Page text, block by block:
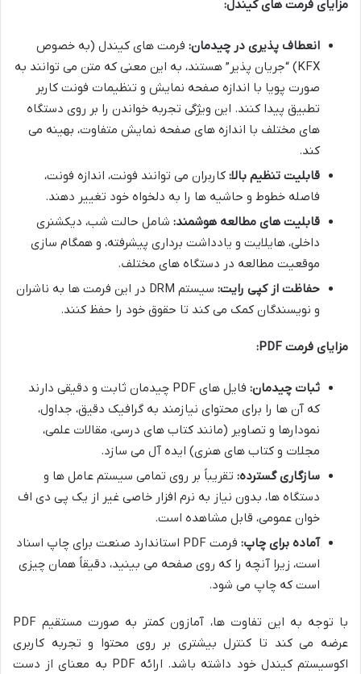
مزایای فرمت های کیندل:
انعطاف پذیری در چیدمان: فرمت های کیندل (به خصوص
KFX) “جریان پذیر” هستند، به این معنی که متن می توانند به
صورت پویا با اندازه صفحه نمایش و تنظیمات فونت کاربر
تطبیق پیدا کنند. این ویژگی تجربه خواندن را بر روی دستگاه
های مختلف با اندازه های صفحه نمایش متفاوت، بهینه می
کند.
قابلیت تنظیم بالا: کاربران می توانند فونت، اندازه فونت،
فاصله خطوط و حاشیه ها را به دلخواه خود تغییر دهند.
قابلیت های مطالعه هوشمند: شامل حالت شب، دیکشنری
داخلی، هایلایت و یادداشت برداری پیشرفته، و همگام سازی
موقعیت مطالعه در دستگاه های مختلف.
حفاظت از کپی رایت:
سیستم DRM در این فرمت ها به ناشران
و نویسندگان کمک می کند تا حقوق خود را حفظ کنند.
مزایای فرمت PDF:
ثبات چیدمان:
فایل های PDF چیدمان ثابت و دقیقی دارند
که آن ها را برای محتوای نیازمند به گرافیک دقیق، جداول،
نمودارها و تصاویر (مانند کتاب های درسی، مقالات علمی،
مجلات و کتاب های هنری) ایده آل می سازد.
سازگاری گسترده: تقریباً بر روی تمامی سیستم عامل ها و
دستگاه ها، بدون نیاز به نرم افزار خاصی غیر از یک پی دی اف
خوان عمومی، قابل مشاهده است.
آماده برای چاپ:
فرمت PDF استاندارد صنعت برای چاپ اسناد
است، زیرا آنچه را که روی صفحه می بینید، دقیقاً همان چیزی
است که چاپ می شود.
با توجه به این تفاوت ها، آمازون کمتر به صورت مستقیم PDF
عرضه می کند تا کنترل بیشتری بر روی محتوا و تجربه کاربری
اکوسیستم کیندل خود داشته باشد. ارائه PDF به معنای از دست